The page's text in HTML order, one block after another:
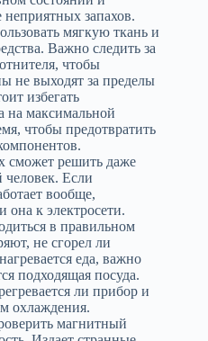
запахов.
мягкую ткань и
Важно следить за
чтобы
не выходят за пределы
избегать
на максимальной
чтобы предотвратить
сможет решить даже
Если
вообще,
она к электросети.
в правильном
не сгорел ли
еда, важно
подходящая посуда.
ли прибор и
охлаждения.
магнитный